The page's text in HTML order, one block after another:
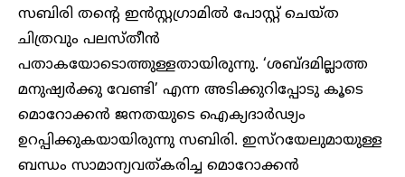
സബിരി തന്റെ ഇൻസ്റ്റഗ്രാമിൽ പോസ്റ്റ് ചെയ്ത
ചിത്രവും പലസ്തീൻ
പതാകയോടൊത്തുള്ളതായിരുന്നു. ‘ശബ്ദമില്ലാത്ത
മനുഷ്യർക്കു വേണ്ടി’ എന്ന അടിക്കുറിപ്പോടു കൂടെ
മൊറോക്കൻ ജനതയുടെ ഐക്യദാർഢ്യം
ഉറപ്പിക്കുകയായിരുന്നു സബിരി. ഇസ്റയേലുമായുള്ള
ബന്ധം സാമാന്യവത്കരിച്ച മൊറോക്കൻ